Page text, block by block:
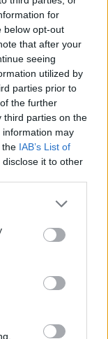
for
below opt-out
that after your
seeing
utilized by
parties prior to
the further
third parties on the
information may
the IAB’s List of
it to other
or more Google
You may click to
party tags to
in below Google
inserire
provvederà
dal
e potrete
per il
e di
e per i vostri
tasche, per